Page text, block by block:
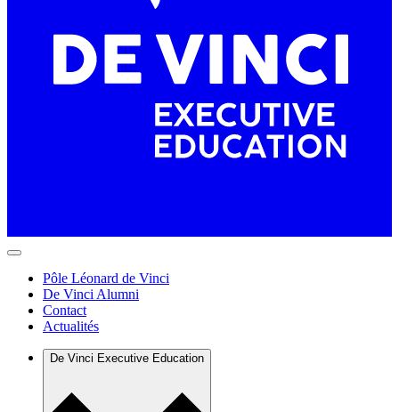
Pôle Léonard de Vinci
De Vinci Alumni
Contact
Actualités
De Vinci Executive Education